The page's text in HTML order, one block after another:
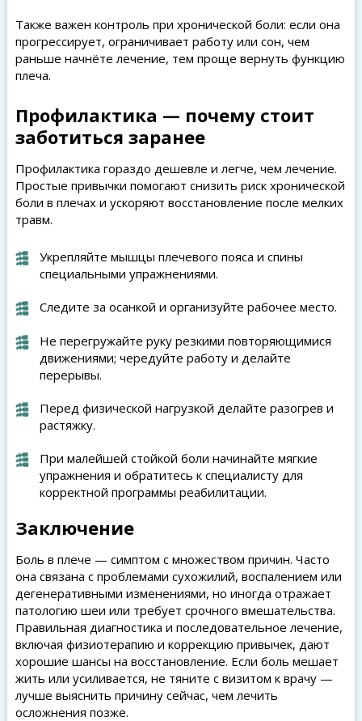
Также важен контроль при хронической боли: если она
прогрессирует, ограничивает работу или сон, чем
раньше начнёте лечение, тем проще вернуть функцию
плеча.
Профилактика — почему стоит
заботиться заранее
Профилактика гораздо дешевле и легче, чем лечение.
Простые привычки помогают снизить риск хронической
боли в плечах и ускоряют восстановление после мелких
травм.
Укрепляйте мышцы плечевого пояса и спины
специальными упражнениями.
Следите за осанкой и организуйте рабочее место.
Не перегружайте руку резкими повторяющимися
движениями; чередуйте работу и делайте
перерывы.
Перед физической нагрузкой делайте разогрев и
растяжку.
При малейшей стойкой боли начинайте мягкие
упражнения и обратитесь к специалисту для
корректной программы реабилитации.
Заключение
Боль в плече — симптом с множеством причин. Часто
она связана с проблемами сухожилий, воспалением или
дегенеративными изменениями, но иногда отражает
патологию шеи или требует срочного вмешательства.
Правильная диагностика и последовательное лечение,
включая физиотерапию и коррекцию привычек, дают
хорошие шансы на восстановление. Если боль мешает
жить или усиливается, не тяните с визитом к врачу —
лучше выяснить причину сейчас, чем лечить
осложнения позже.